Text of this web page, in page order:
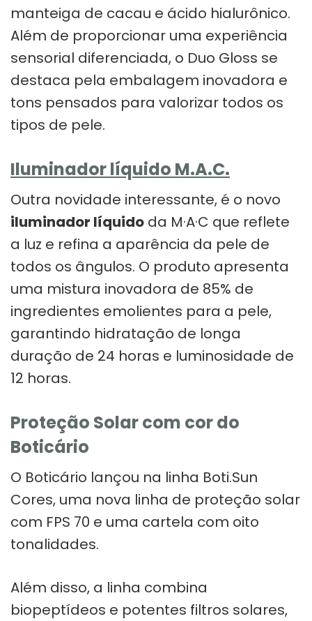
manteiga de cacau e ácido hialurônico.
Além de proporcionar uma experiência
sensorial diferenciada, o Duo Gloss se
destaca pela embalagem inovadora e
tons pensados para valorizar todos os
tipos de pele.
Iluminador líquido M.A.C.
Outra novidade interessante, é o novo
iluminador líquido da M·A·C que reflete
a luz e refina a aparência da pele de
todos os ângulos. O produto apresenta
uma mistura inovadora de 85% de
ingredientes emolientes para a pele,
garantindo hidratação de longa
duração de 24 horas e luminosidade de
12 horas.
Proteção Solar com cor do
Boticário
O Boticário lançou na linha Boti.Sun
Cores, uma nova linha de proteção solar
com FPS 70 e uma cartela com oito
tonalidades.
Além disso, a linha combina
biopeptídeos e potentes filtros solares,